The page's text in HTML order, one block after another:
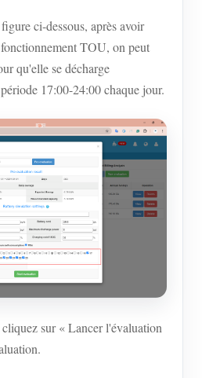
ci-dessous, après avoir
TOU, on peut
qu'elle se décharge
17:00-24:00 chaque jour.
sur « Lancer l'évaluation